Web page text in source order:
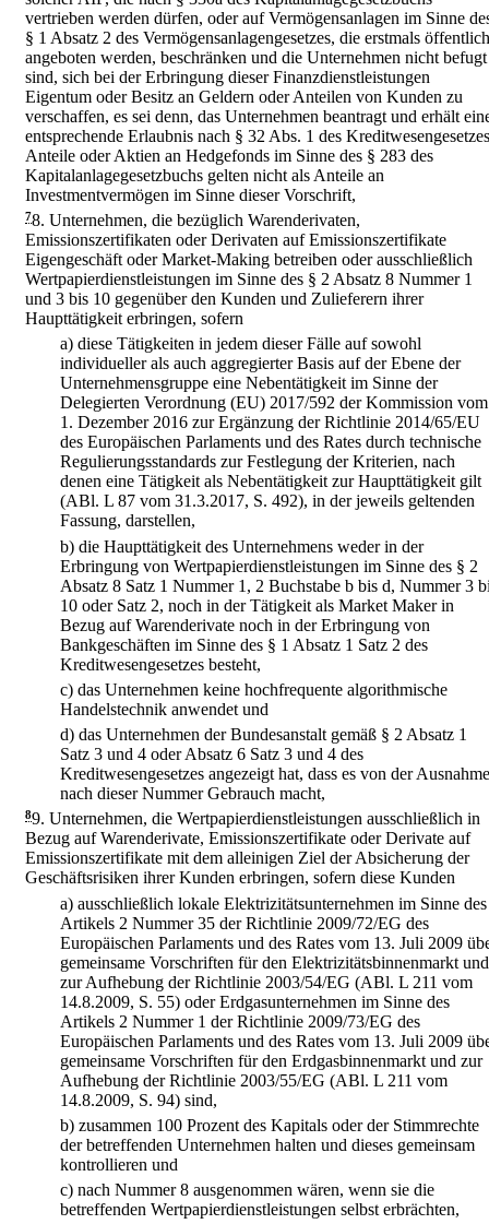
vertrieben werden dürfen, oder auf Vermögensanlagen im Sinne
§ 1 Absatz 2 des Vermögensanlagengesetzes, die erstmals öffentlich
angeboten werden, beschränken und die Unternehmen nicht befugt
sind, sich bei der Erbringung dieser Finanzdienstleistungen
Eigentum oder Besitz an Geldern oder Anteilen von Kunden zu
verschaffen, es sei denn, das Unternehmen beantragt und erhält
entsprechende Erlaubnis nach § 32 Abs. 1 des
Anteile oder Aktien an Hedgefonds im Sinne des § 283 des
Kapitalanlagegesetzbuchs gelten nicht als Anteile an
Investmentvermögen im Sinne dieser Vorschrift,
78. Unternehmen, die bezüglich Warenderivaten,
Emissionszertifikaten oder Derivaten auf Emissionszertifikate
Eigengeschäft oder Market-Making betreiben oder ausschließlich
Wertpapierdienstleistungen im Sinne des § 2 Absatz 8 Nummer 1
und 3 bis 10 gegenüber den Kunden und Zulieferern ihrer
Haupttätigkeit erbringen, sofern
a) diese Tätigkeiten in jedem dieser Fälle auf sowohl
individueller als auch aggregierter Basis auf der Ebene der
Unternehmensgruppe eine Nebentätigkeit im Sinne der
Delegierten Verordnung (EU) 2017/592 der Kommission vom
1. Dezember 2016 zur Ergänzung der Richtlinie 2014/65/EU
des Europäischen Parlaments und des Rates durch technische
Regulierungsstandards zur Festlegung der Kriterien, nach
denen eine Tätigkeit als Nebentätigkeit zur Haupttätigkeit gilt
(ABl. L 87 vom 31.3.2017, S. 492), in der jeweils geltenden
Fassung, darstellen,
b) die Haupttätigkeit des Unternehmens weder in der
Erbringung von Wertpapierdienstleistungen im Sinne des § 2
Absatz 8 Satz 1 Nummer 1, 2 Buchstabe b bis d, Nummer 3
10 oder Satz 2, noch in der Tätigkeit als Market Maker in
Bezug auf Warenderivate noch in der Erbringung von
Bankgeschäften im Sinne des § 1 Absatz 1 Satz 2 des
Kreditwesengesetzes besteht,
c) das Unternehmen keine hochfrequente algorithmische
Handelstechnik anwendet und
d) das Unternehmen der Bundesanstalt gemäß § 2 Absatz 1
Satz 3 und 4 oder Absatz 6 Satz 3 und 4 des
Kreditwesengesetzes angezeigt hat, dass es von der Ausnahme
nach dieser Nummer Gebrauch macht,
89. Unternehmen, die Wertpapierdienstleistungen ausschließlich in
Bezug auf Warenderivate, Emissionszertifikate oder Derivate auf
Emissionszertifikate mit dem alleinigen Ziel der Absicherung der
Geschäftsrisiken ihrer Kunden erbringen, sofern diese Kunden
a) ausschließlich lokale Elektrizitätsunternehmen im Sinne des
Artikels 2 Nummer 35 der Richtlinie 2009/72/EG des
Europäischen Parlaments und des Rates vom 13. Juli 2009
gemeinsame Vorschriften für den Elektrizitätsbinnenmarkt und
zur Aufhebung der Richtlinie 2003/54/EG (ABl. L 211 vom
14.8.2009, S. 55) oder Erdgasunternehmen im Sinne des
Artikels 2 Nummer 1 der Richtlinie 2009/73/EG des
Europäischen Parlaments und des Rates vom 13. Juli 2009
gemeinsame Vorschriften für den Erdgasbinnenmarkt und zur
Aufhebung der Richtlinie 2003/55/EG (ABl. L 211 vom
14.8.2009, S. 94) sind,
b) zusammen 100 Prozent des Kapitals oder der Stimmrechte
der betreffenden Unternehmen halten und dieses gemeinsam
kontrollieren und
c) nach Nummer 8 ausgenommen wären, wenn sie die
betreffenden Wertpapierdienstleistungen selbst erbrächten,